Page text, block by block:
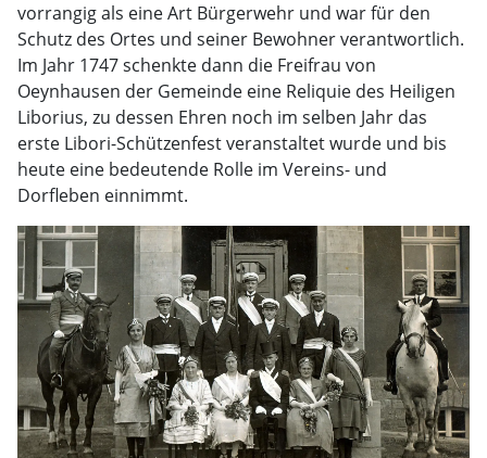
vorrangig als eine Art Bürgerwehr und war für den
Schutz des Ortes und seiner Bewohner verantwortlich.
Im Jahr 1747 schenkte dann die Freifrau von
Oeynhausen der Gemeinde eine Reliquie des Heiligen
Liborius, zu dessen Ehren noch im selben Jahr das
erste Libori-Schützenfest veranstaltet wurde und bis
heute eine bedeutende Rolle im Vereins- und
Dorfleben einnimmt.